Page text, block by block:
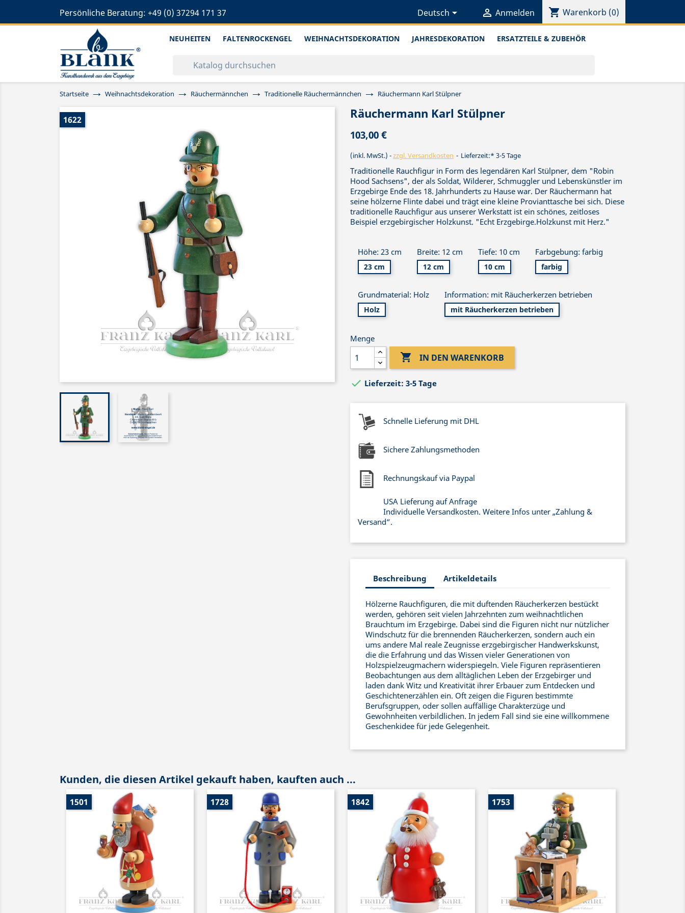
Persönliche Beratung: +49 (0) 37294 171 37 Deutsch  Anmelden shopping_cart Warenkorb (0)
NEUHEITEN FALTENROCKENGEL WEIHNACHTSDEKORATION JAHRESDEKORATION ERSATZTEILE & ZUBEHÖR
Startseite Weihnachtsdekoration Räuchermännchen Traditionelle Räuchermännchen Räuchermann Karl Stülpner
1622 Räuchermann Karl Stülpner
103,00 €
(inkl. MwSt.) zzgl. Versandkosten Lieferzeit:* 3-5 Tage
Traditionelle Rauchfigur in Form des legendären Karl Stülpner, dem "Robin
Hood Sachsens", der als Soldat, Wilderer, Schmuggler und Lebenskünstler im
Erzgebirge Ende des 18. Jahrhunderts zu Hause war. Der Räuchermann hat
seine hölzerne Flinte dabei und trägt eine kleine Provianttasche bei sich. Diese
traditionelle Rauchfigur aus unserer Werkstatt ist ein schönes, zeitloses
Beispiel erzgebirgischer Holzkunst. "Echt Erzgebirge.Holzkunst mit Herz."
Höhe: 23 cm
23 cm
Breite: 12 cm
12 cm
Tiefe: 10 cm
10 cm
Farbgebung: farbig
farbig
Grundmaterial: Holz
Holz
Information: mit Räucherkerzen betrieben
mit Räucherkerzen betrieben
Menge
 IN DEN WARENKORB
 Lieferzeit: 3-5 Tage
Schnelle Lieferung mit DHL
Sichere Zahlungsmethoden
Rechnungskauf via Paypal
USA Lieferung auf Anfrage
Individuelle Versandkosten. Weitere Infos unter „Zahlung &
Versand“.
Beschreibung Artikeldetails
Hölzerne Rauchfiguren, die mit duftenden Räucherkerzen bestückt
werden, gehören seit vielen Jahrzehnten zum weihnachtlichen
Brauchtum im Erzgebirge. Dabei sind die Figuren nicht nur nützlicher
Windschutz für die brennenden Räucherkerzen, sondern auch ein
ums andere Mal reale Zeugnisse erzgebirgischer Handwerkskunst,
die die Erfahrung und das Wissen vieler Generationen von
Holzspielzeugmachern widerspiegeln. Viele Figuren repräsentieren
Beobachtungen aus dem alltäglichen Leben der Erzgebirger und
laden dank Witz und Kreativität ihrer Erbauer zum Entdecken und
Geschichtenerzählen ein. Oft zeigen die Figuren bestimmte
Berufsgruppen, oder sollen auffällige Charakterzüge und
Gewohnheiten verbildlichen. In jedem Fall sind sie eine willkommene
Geschenkidee für jede Gelegenheit.
Kunden, die diesen Artikel gekauft haben, kauften auch ...
1501 1728 1842 1753